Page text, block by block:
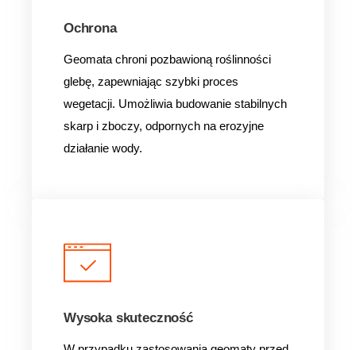
Ochrona
Geomata chroni pozbawioną roślinności
glebę, zapewniając szybki proces
wegetacji. Umożliwia budowanie stabilnych
skarp i zboczy, odpornych na erozyjne
działanie wody.
Wysoka skuteczność